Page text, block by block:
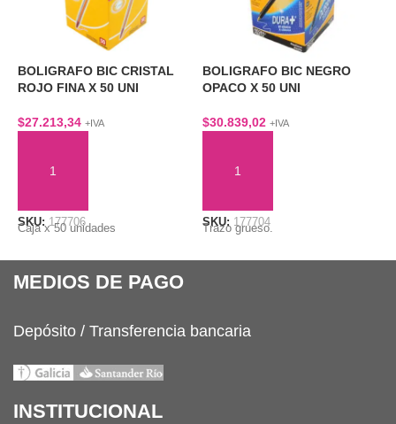
BOLIGRAFO BIC CRISTAL
ROJO FINA X 50 UNI
$27.213,34 +IVA
SKU: 177706
Caja x 50 unidades
BOLIGRAFO BIC NEGRO
OPACO X 50 UNI
$30.839,02 +IVA
SKU: 177704
Trazo grueso.
MEDIOS DE PAGO
Depósito / Transferencia bancaria
INSTITUCIONAL